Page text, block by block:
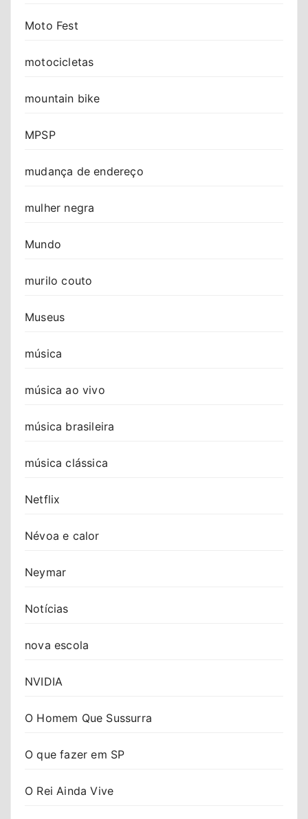
Moto Fest
motocicletas
mountain bike
MPSP
mudança de endereço
mulher negra
Mundo
murilo couto
Museus
música
música ao vivo
música brasileira
música clássica
Netflix
Névoa e calor
Neymar
Notícias
nova escola
NVIDIA
O Homem Que Sussurra
O que fazer em SP
O Rei Ainda Vive